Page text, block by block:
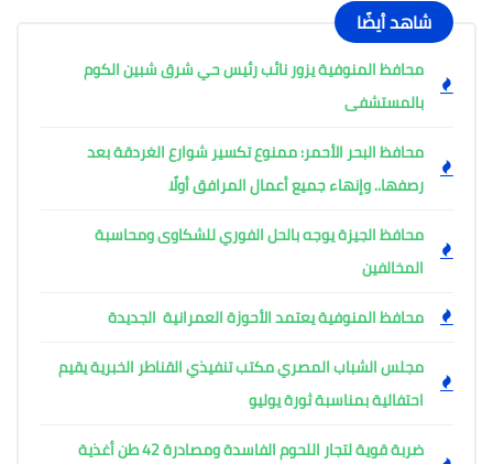
شاهد أيضًا
محافظ المنوفية يزور نائب رئيس حي شرق شبين الكوم
بالمستشفى
محافظ البحر الأحمر: ممنوع تكسير شوارع الغردقة بعد
رصفها.. وإنهاء جميع أعمال المرافق أولًا
محافظ الجيزة يوجه بالحل الفوري للشكاوى ومحاسبة
المخالفين
محافظ المنوفية يعتمد الأحوزة العمرانية الجديدة
مجلس الشباب المصري مكتب تنفيذي القناطر الخبرية يقيم
احتفالية بمناسبة ثورة يوليو
ضربة قوية لتجار اللحوم الفاسدة ومصادرة 42 طن أغذية